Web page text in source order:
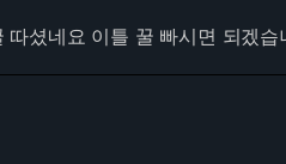
셨네요 이틀 꿀 빠시면 되겠습